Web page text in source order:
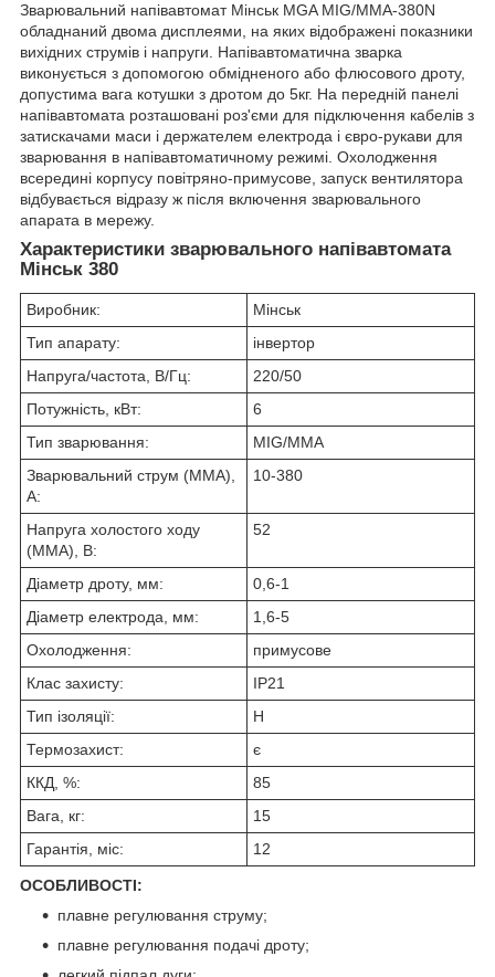
Зварювальний напівавтомат Мінськ MGA MIG/MMA-380N
обладнаний двома дисплеями, на яких відображені показники
вихідних струмів і напруги. Напівавтоматична зварка
виконується з допомогою обмідненого або флюсового дроту,
допустима вага котушки з дротом до 5кг. На передній панелі
напівавтомата розташовані роз'єми для підключення кабелів з
затискачами маси і держателем електрода і євро-рукави для
зварювання в напівавтоматичному режимі. Охолодження
всередині корпусу повітряно-примусове, запуск вентилятора
відбувається відразу ж після включення зварювального
апарата в мережу.
Характеристики зварювального напівавтомата
Мінськ 380
Виробник:
Мінськ
Тип апарату:
інвертор
Напруга/частота, В/Гц:
220/50
Потужність, кВт:
6
Тип зварювання:
MIG/MMA
Зварювальний струм (MMA),
А:
10-380
Напруга холостого ходу
(MMA), В:
52
Діаметр дроту, мм:
0,6-1
Діаметр електрода, мм:
1,6-5
Охолодження:
примусове
Клас захисту:
IP21
Тип ізоляції:
H
Термозахист:
є
ККД, %:
85
Вага, кг:
15
Гарантія, міс:
12
ОСОБЛИВОСТІ:
плавне регулювання струму;
плавне регулювання подачі дроту;